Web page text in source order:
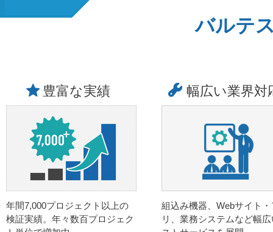
バルテ
豊富な実績
年間7,000プロジェクト以上の
検証実績。年々数百プロジェク
幅広い業界対
組込み機器、Webサイト
リ、業務システムなど幅